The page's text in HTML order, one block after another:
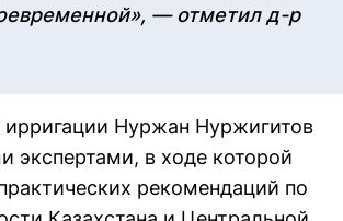
— отметил д-р
Нуржан Нуржигитов
экспертами, в ходе которой
рекомендаций по